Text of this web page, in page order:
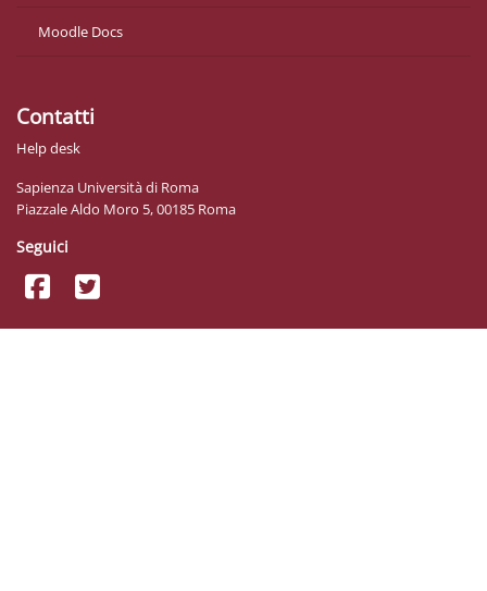
Moodle Docs
Contatti
Help desk
Sapienza Università di Roma
Piazzale Aldo Moro 5, 00185 Roma
Seguici